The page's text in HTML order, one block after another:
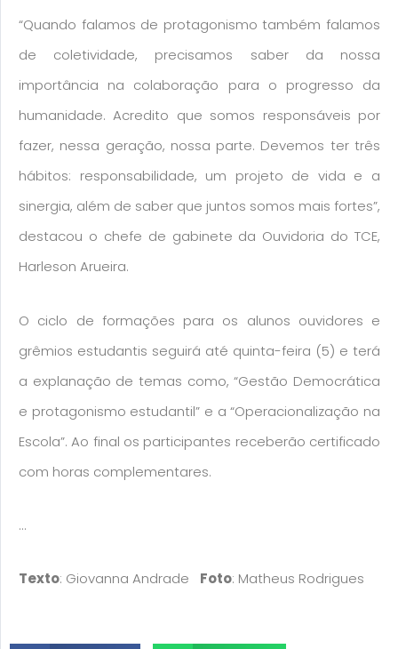
“Quando falamos de protagonismo também falamos
de coletividade, precisamos saber da nossa
importância na colaboração para o progresso da
humanidade. Acredito que somos responsáveis por
fazer, nessa geração, nossa parte. Devemos ter três
hábitos: responsabilidade, um projeto de vida e a
sinergia, além de saber que juntos somos mais fortes”,
destacou o chefe de gabinete da Ouvidoria do TCE,
Harleson Arueira.
O ciclo de formações para os alunos ouvidores e
grêmios estudantis seguirá até quinta-feira (5) e terá
a explanação de temas como, “Gestão Democrática
e protagonismo estudantil” e a “Operacionalização na
Escola”. Ao final os participantes receberão certificado
com horas complementares.
…
Texto: Giovanna Andrade Foto: Matheus Rodrigues​